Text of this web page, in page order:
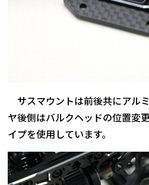
サスマウントは前後共にアル
ヤ後側はバルクヘッドの位置変
イプを使用しています。